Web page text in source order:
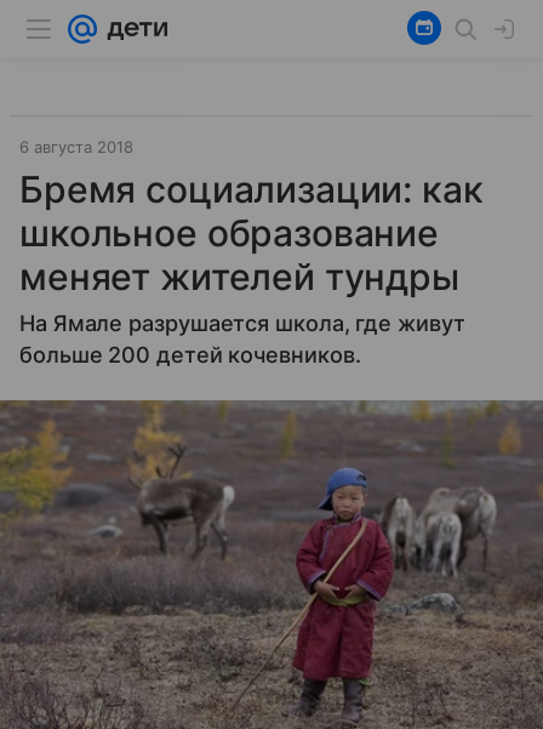
6 августа 2018
Бремя социализации: как
школьное образование
меняет жителей тундры
На Ямале разрушается школа, где живут
больше 200 детей кочевников.